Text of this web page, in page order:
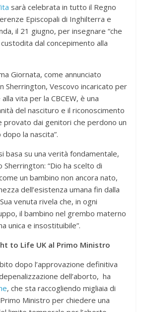
sarà celebrata in tutto il Regno
Episcopali di Inghilterra e
il 21 giugno, per insegnare “che
dal concepimento alla
Giornata, come annunciato
Sherrington, Vescovo incaricato per
vita per la CBCEW, è una
del nascituro e il riconoscimento
dai genitori che perdono un
la nascita”.
basa su una verità fondamentale,
Sherrington: “Dio ha scelto di
un bambino non ancora nato,
dell’esistenza umana fin dalla
venuta rivela che, in ogni
il bambino nel grembo materno
unica e insostituibile”.
to Life UK al Primo Ministro
dopo l’approvazione definitiva
dell’aborto, ha
, che sta raccogliendo migliaia di
Ministro per chiedere una